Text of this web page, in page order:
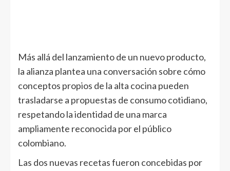
Más allá del lanzamiento de un nuevo producto,
la alianza plantea una conversación sobre cómo
conceptos propios de la alta cocina pueden
trasladarse a propuestas de consumo cotidiano,
respetando la identidad de una marca
ampliamente reconocida por el público
colombiano.
Las dos nuevas recetas fueron concebidas por